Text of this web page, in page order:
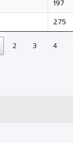
197
275
2 3 4